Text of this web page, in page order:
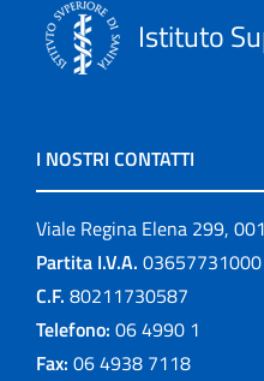
Istituto
I NOSTRI CONTATTI
Viale Regina Elena 299,
Partita I.V.A. 03657731000
C.F. 80211730587
Telefono: 06 4990 1
Fax: 06 4938 7118